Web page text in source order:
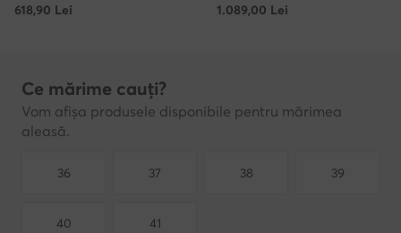
618,90 Lei
1.089,00 Lei
Ce mărime cauți?
Vom afișa produsele disponibile pentru mărimea
aleasă.
36 37 38 39
40 41